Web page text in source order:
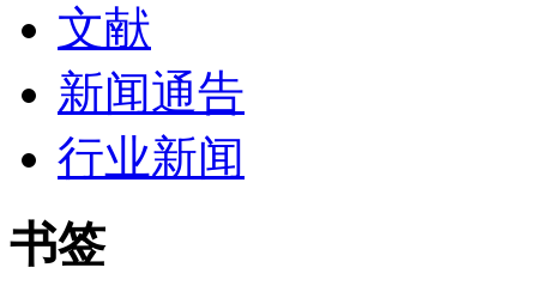
文献
新闻通告
行业新闻
书签